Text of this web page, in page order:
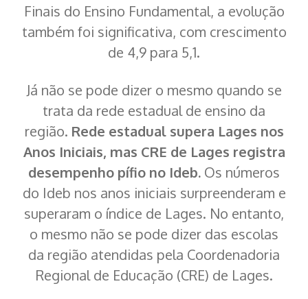
Finais do Ensino Fundamental, a evolução
também foi significativa, com crescimento
de 4,9 para 5,1.
Já não se pode dizer o mesmo quando se
trata da rede estadual de ensino da
região. Rede estadual supera Lages nos
Anos Iniciais, mas CRE de Lages registra
desempenho pífio no Ideb. Os números
do Ideb nos anos iniciais surpreenderam e
superaram o índice de Lages. No entanto,
o mesmo não se pode dizer das escolas
da região atendidas pela Coordenadoria
Regional de Educação (CRE) de Lages.